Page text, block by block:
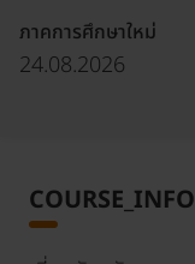
ภาคการศึกษาใหม่
24.08.2026
COURSE_INFO